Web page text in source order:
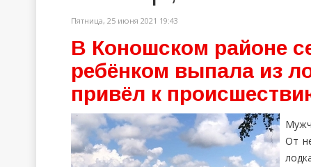
Пятница, 25 июня 2021 19:43
В Коношском районе
ребёнком выпала из
привёл к
От